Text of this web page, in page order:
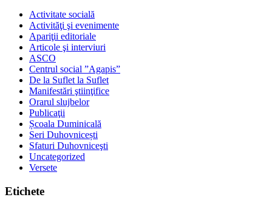
Activitate socială
Activităţi şi evenimente
Apariţii editoriale
Articole şi interviuri
ASCO
Centrul social ”Agapis”
De la Suflet la Suflet
Manifestări ştiinţifice
Orarul slujbelor
Publicaţii
Școala Duminicală
Seri Duhovnicești
Sfaturi Duhovniceşti
Uncategorized
Versete
Etichete